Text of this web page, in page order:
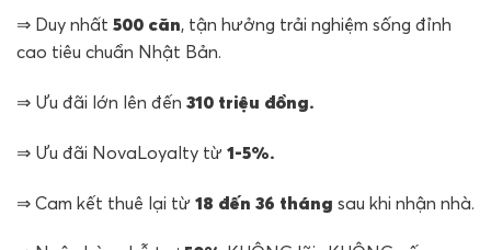
⇒ Duy nhất 500 căn, tận hưởng trải nghiệm sống đỉnh
cao tiêu chuẩn Nhật Bản.
⇒ Ưu đãi lớn lên đến 310 triệu đồng.
⇒ Ưu đãi NovaLoyalty từ 1-5%.
⇒ Cam kết thuê lại từ 18 đến 36 tháng sau khi nhận nhà.